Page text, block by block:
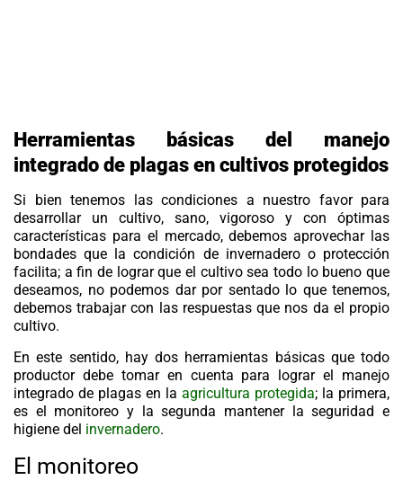
Herramientas básicas del manejo
integrado de plagas en cultivos protegidos
Si bien tenemos las condiciones a nuestro favor para
desarrollar un cultivo, sano, vigoroso y con óptimas
características para el mercado, debemos aprovechar las
bondades que la condición de invernadero o protección
facilita; a fin de lograr que el cultivo sea todo lo bueno que
deseamos, no podemos dar por sentado lo que tenemos,
debemos trabajar con las respuestas que nos da el propio
cultivo.
En este sentido, hay dos herramientas básicas que todo
productor debe tomar en cuenta para lograr el manejo
integrado de plagas en la agricultura protegida; la primera,
es el monitoreo y la segunda mantener la seguridad e
higiene del invernadero.
El monitoreo